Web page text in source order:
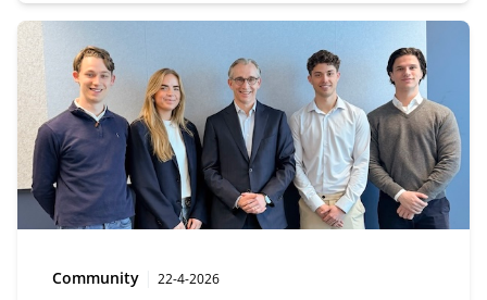
Type:
Community Publicatiedatum:
22-4-2026